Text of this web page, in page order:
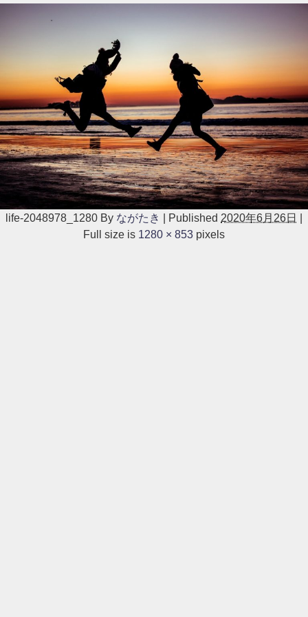
life-2048978_1280 By ながたき Published 2020年6月26日
Full size is 1280 × 853 pixels